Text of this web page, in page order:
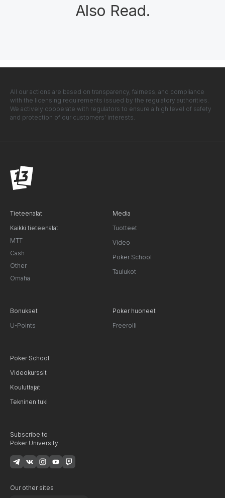
Also Read.
All our actions are based on transparency, fairness, and compliance
with the licensing requirements issued by the regulatory authorities.
We actively cooperate with regulators to ensure a high level of safety
and protection of our customers' interests.
Tieteenalat
Kaikki tieteenalat
MTT
Cash
Other
Omaha
Media
Tuotteet
Video
Poker School
Taulukot
Bonukset
U-Points
Poker huoneet
Freerolli
Poker School
Videokurssit
Kouluttajat
Tekninen tuki
Subscribe to
Poker University
Our other sites